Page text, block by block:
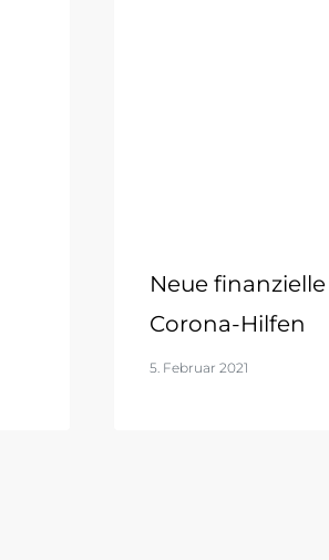
Neue
Corona-Hilfen
5. Februar 2021